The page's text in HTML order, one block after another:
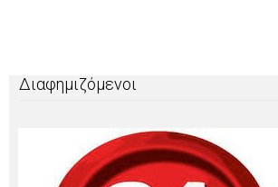
Διαφημιζόμενοι